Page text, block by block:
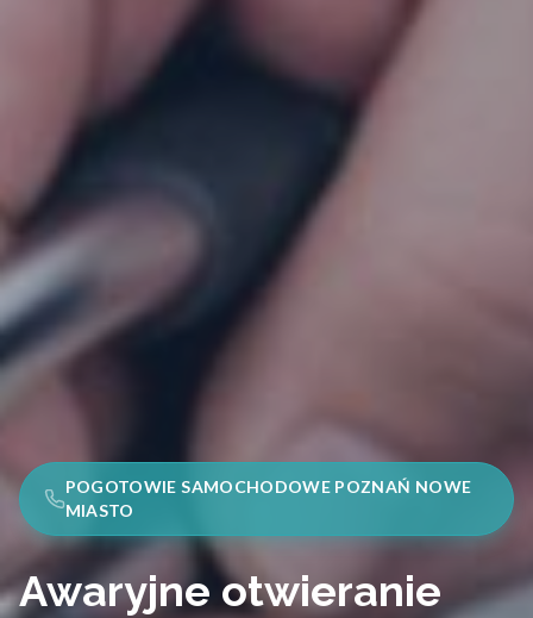
POGOTOWIE SAMOCHODOWE POZNAŃ NOWE
MIASTO
Awaryjne otwieranie